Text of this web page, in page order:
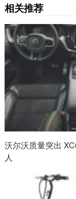
相关推荐
沃尔沃质量突出
人